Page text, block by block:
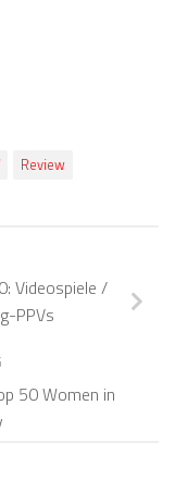
Review
Videospiele /
PPVs
50 Women in